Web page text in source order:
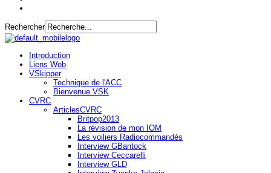
Rechercher
Introduction
Liens Web
VSkipper
Technique de l'ACC
Bienvenue VSK
CVRC
ArticlesCVRC
Britpop2013
La révision de mon IOM
Les voiliers Radiocommandés
Interview GBantock
Interview Ceccarelli
Interview GLD